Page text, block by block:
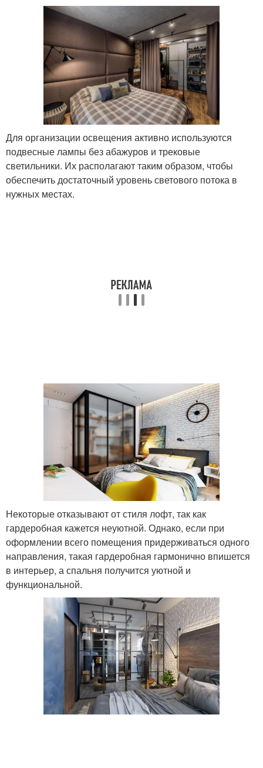
Для организации освещения активно используются
подвесные лампы без абажуров и трековые
светильники. Их располагают таким образом, чтобы
обеспечить достаточный уровень светового потока в
нужных местах.
Некоторые отказывают от стиля лофт, так как
гардеробная кажется неуютной. Однако, если при
оформлении всего помещения придерживаться одного
направления, такая гардеробная гармонично впишется
в интерьер, а спальня получится уютной и
функциональной.